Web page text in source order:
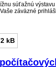
súťažnú
záväzné
kB